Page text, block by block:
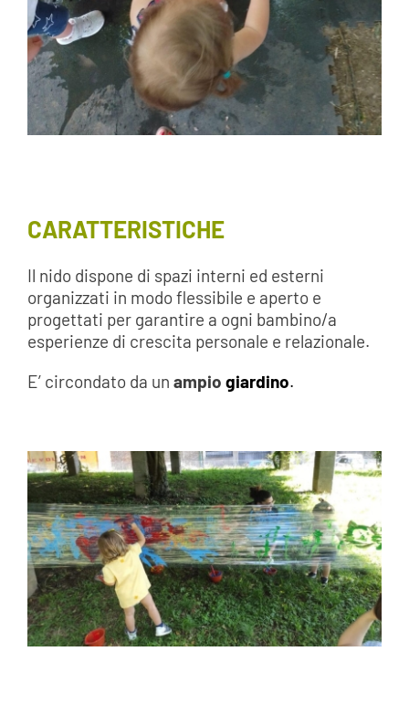
CARATTERISTICHE
Il nido dispone di spazi interni ed esterni
organizzati in modo flessibile e aperto e
progettati per garantire a ogni bambino/a
esperienze di crescita personale e relazionale.
E’ circondato da un ampio giardino.